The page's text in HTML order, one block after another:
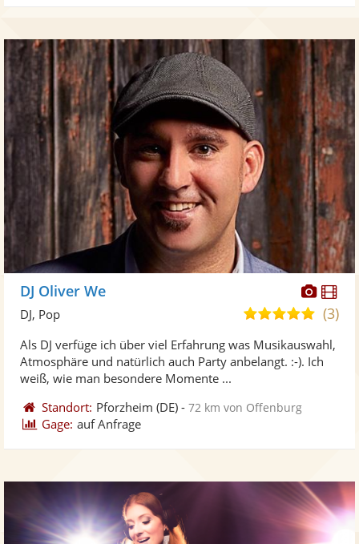
Fotos
DJ Oliver We
5,0
5
(3)
DJ, Pop
Als DJ verfüge ich über viel Erfahrung was Musikauswahl,
Atmosphäre und natürlich auch Party anbelangt. :-). Ich
weiß, wie man besondere Momente ...
Standort: Pforzheim (DE) -72 km von Offenburg
Gage: auf Anfrage